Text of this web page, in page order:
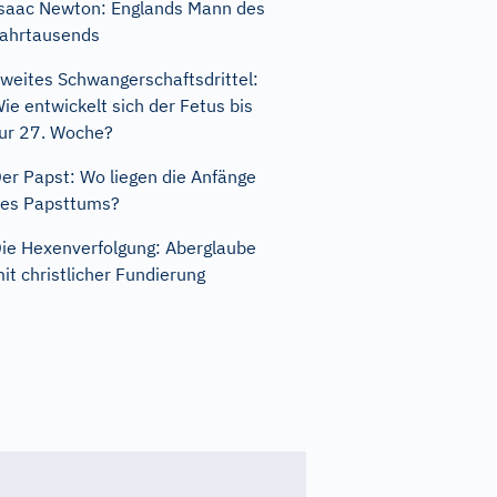
Newton: Englands Mann des
Schwangerschaftsdrittel:
entwickelt sich der Fetus bis
27. Woche?
Papst: Wo liegen die Anfänge
Papsttums?
Hexenverfolgung: Aberglaube
christlicher Fundierung